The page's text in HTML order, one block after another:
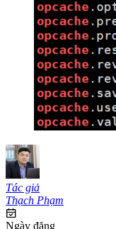
Tác giả
Thạch Phạm
Ngày đăng